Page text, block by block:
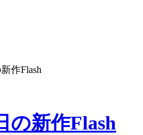
作Flash
の新作Flash